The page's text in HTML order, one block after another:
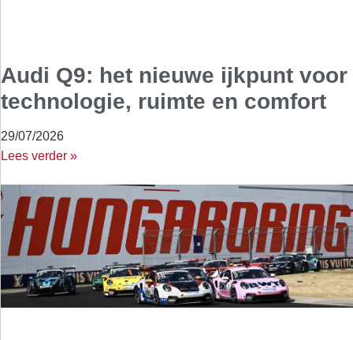
Audi Q9: het nieuwe ijkpunt voor
technologie, ruimte en comfort
29/07/2026
Lees verder »